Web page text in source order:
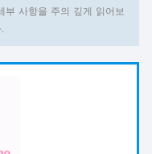
부 사항을 주의 깊게 읽어보